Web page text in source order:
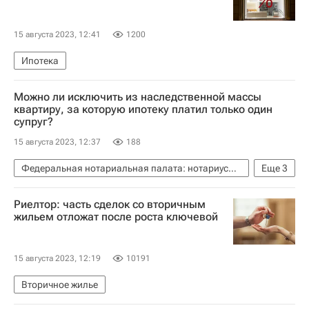
15 августа 2023, 12:41 1200
Ипотека
Можно ли исключить из наследственной массы
квартиру, за которую ипотеку платил только один
супруг?
15 августа 2023, 12:37 188
Еще3
Федеральная нотариальная палата: нотариусы советуют
Наследство и семейные отношения - Вопрос-ответ - Полезное
Жилье
Ипотека
Риелтор: часть сделок со вторичным
жильем отложат после роста ключевой
15 августа 2023, 12:19 10191
Вторичное жилье